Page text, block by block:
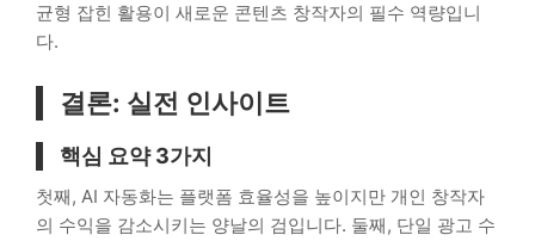
균형 잡힌 활용이 새로운 콘텐츠 창작자의 필수 역량입니
다.
결론: 실전 인사이트
핵심 요약 3가지
첫째, AI 자동화는 플랫폼 효율성을 높이지만 개인 창작자
의 수익을 감소시키는 양날의 검입니다. 둘째, 단일 광고 수